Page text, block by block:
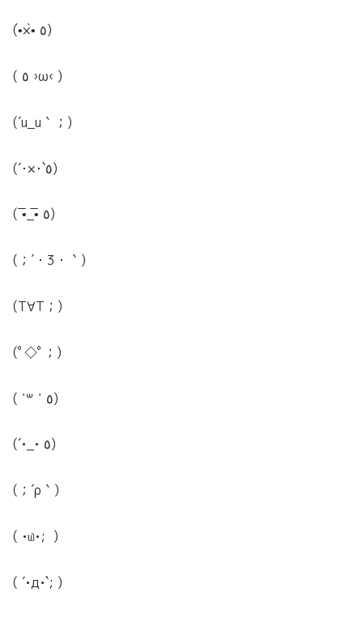
(•́×•̀ ٥)
( ٥ ›ω‹ )
(´u_u｀；)
(´･×･`٥)
( •̅_•̅ ٥)
(；´・3・｀)
(T∀T；)
(ﾟ◇ﾟ；)
( ˙꒳ ˙ ٥)
(´•_• ٥)
(；´ρ｀)
( •௰•; )
( ´•д•`; )